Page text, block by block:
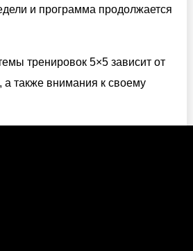
и программа продолжается
тренировок 5×5 зависит от
а также внимания к своему